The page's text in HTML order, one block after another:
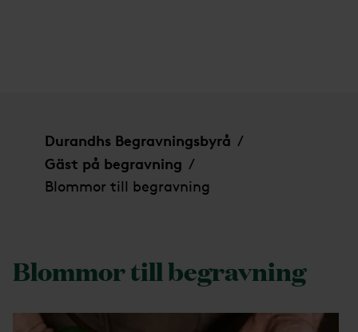
Durandhs Begravningsbyrå /
Gäst på begravning /
Blommor till begravning
Blommor till begravning